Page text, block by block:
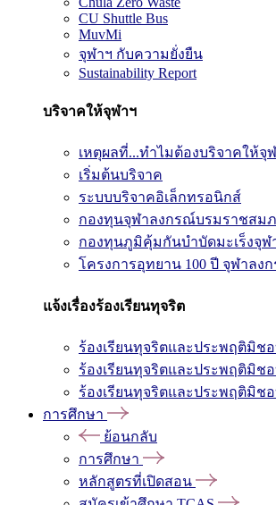
CU Shuttle Bus
MuvMi
จุฬาฯ กับความยั่งยืน
Sustainability Report
บริจาคให้จุฬาฯ
เหตุผลที่...ทำไมต้องบริจาคให้จุ
เริ่มต้นบริจาค
ระบบบริจาคอิเล็กทรอนิกส์
กองทุนจุฬาลงกรณ์บรมราชสม
กองทุนภูมิคุ้มกันบำบัดมะเร็งจุฬ
โครงการอุทยาน 100 ปี จุฬาลง
แจ้งเรื่องร้องเรียนทุจริต
ร้องเรียนทุจริตและประพฤติมิช
ร้องเรียนทุจริตและประพฤติมิช
ร้องเรียนทุจริตและประพฤติมิช
การศึกษา
ย้อนกลับ
การศึกษา
หลักสูตรที่เปิดสอน